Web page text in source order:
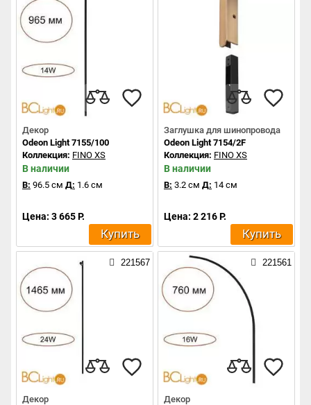
Декор
Odeon Light 7155/100
Коллекция: FINO XS
В наличии
В: 96.5 см Д: 1.6 см
Цена: 3 665 Р.
Купить
Заглушка для шинопровода
Odeon Light 7154/2F
Коллекция: FINO XS
В наличии
В: 3.2 см Д: 14 см
Цена: 2 216 Р.
Купить
221567
Декор
221561
Декор